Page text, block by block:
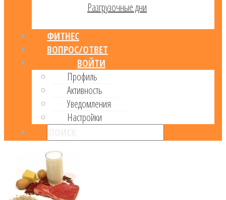
Разгрузочные дни
ФИТНЕС
ВОПРОС/ОТВЕТ
ВОЙТИ
Профиль
Активность
Уведомления
Настройки